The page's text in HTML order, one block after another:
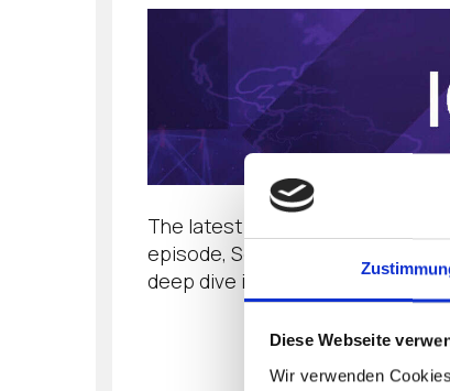
Diese Webseite
Wir verwenden
The latest in the IGEL Live
episode, Senior Technical
deep dive into the IGEL